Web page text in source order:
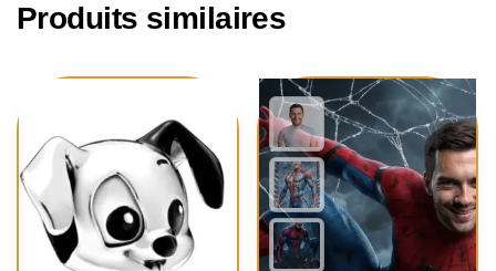
Produits similaires